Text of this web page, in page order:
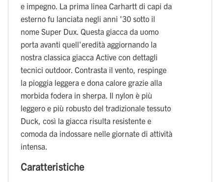
e impegno. La prima linea Carhartt di capi da
esterno fu lanciata negli anni '30 sotto il
nome Super Dux. Questa giacca da uomo
porta avanti quell'eredità aggiornando la
nostra classica giacca Active con dettagli
tecnici outdoor. Contrasta il vento, respinge
la pioggia leggera e dona calore grazie alla
morbida fodera in sherpa. Il nylon è più
leggero e più robusto del tradizionale tessuto
Duck, così la giacca risulta resistente e
comoda da indossare nelle giornate di attività
intensa.
Caratteristiche